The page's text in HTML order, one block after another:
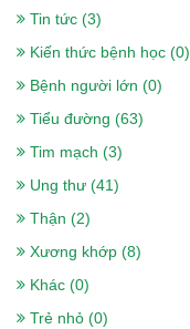
Tin tức (3)
Kiến thức bệnh học (0)
Bệnh người lớn (0)
Tiểu đường (63)
Tim mạch (3)
Ung thư (41)
Thận (2)
Xương khớp (8)
Khác (0)
Trẻ nhỏ (0)